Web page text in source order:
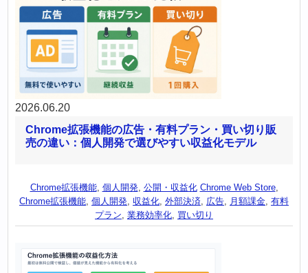
2026.06.20
Chrome拡張機能の広告・有料プラン・買い切り販
売の違い：個人開発で選びやすい収益化モデル
Chrome拡張機能, 個人開発, 公開・収益化 Chrome Web Store,
Chrome拡張機能 個人開発 収益化 外部決済 広告 月額課金 有料
プラン 業務効率化 買い切り